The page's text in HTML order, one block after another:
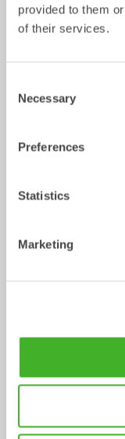
provided to them
of their services.
Selection
Necessary
Preferences
Statistics
Marketing
Skopa
Ribbskopor